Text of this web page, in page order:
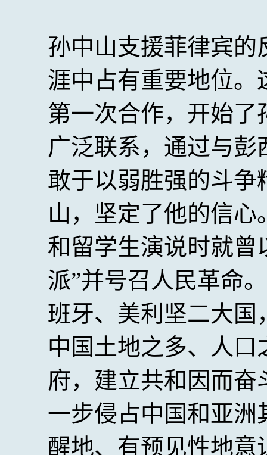
孙中山支援菲律宾
涯中占有重要地位
第一次合作，开始
广泛联系，通过与
敢于以弱胜强的斗
山，坚定了他的信心
和留学生演说时就曾
派”并号召人民革命
班牙、美利坚二大国
中国土地之多、人
府，建立共和因而
一步侵占中国和亚
醒地、有预见性地